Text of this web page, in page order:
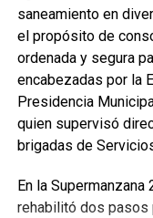
saneamiento en
el propósito de
ordenada y segura
encabezadas por la
Presidencia
quien supervisó
brigadas de
En la
rehabilitó dos pasos